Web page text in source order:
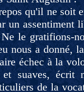
qu'il ne soit
un assentiment
le gratifions-
nous a donné,
échec à la
suaves, écrit
de la